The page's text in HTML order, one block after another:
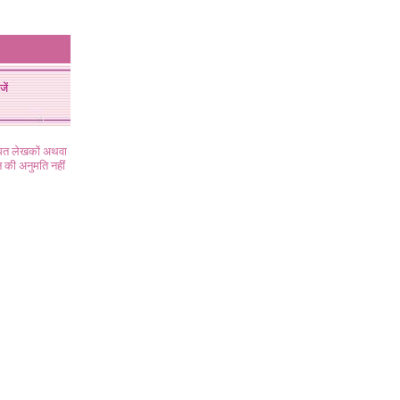
लेखकों अथवा
अनुमति नहीं